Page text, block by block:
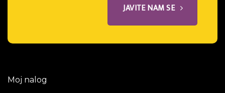
JAVITE NAM SE
Moj nalog